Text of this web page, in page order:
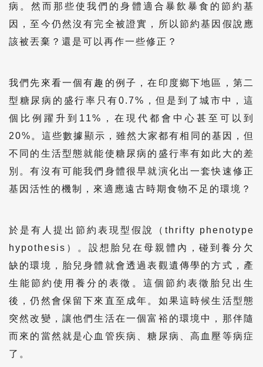
病。然而那些使我們的身體適合暴飲暴食的節約基
因，至今仍然沒有完全被證實，所以節約基因假說應
該被丟棄？還是可以再作一些修正？
我們先來看一個有趣的例子，在印度鄉下地區，第二
型糖尿病的盛行率只有0.7%，但是到了城市中，這
個比例躍升到11%，在現代都會中心甚至可以到
20%。這些數據顯示，雖然大家都有相同的基因，但
不同的生活型態就能使糖尿病的盛行率有如此大的差
別。有沒有可能我們身體很早就演化出一套快速修正
基因活性的機制，來適應遠古時期食物不足的環境？
於是有人提出節約表現型假說（thrifty phenotype
hypothesis）。設想胎兒在母親體內，碰到養分欠
缺的環境，胎兒身體就會透過表觀遺傳學的方式，產
生能節約使用養分的表徵。這個節約表徵胎兒出生
後，仍然會保留下來直至成年。如果這時候生活型態
突然改變，讓他們生活在一個富裕的環境中，那伴隨
而來的當然就是心血管疾病、糖尿病、高血壓等病症
了。